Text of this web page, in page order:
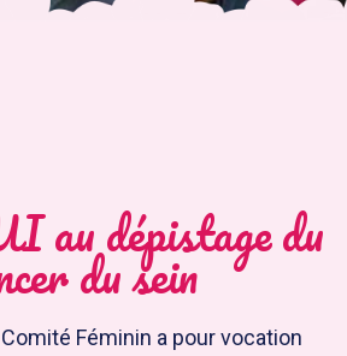
au dépistage du
du sein
Féminin a pour vocation